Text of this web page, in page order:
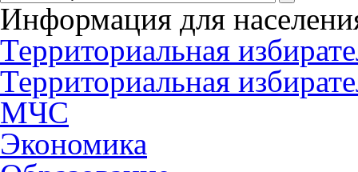
Информация для
Территориальная
Территориальная
МЧС
Экономика